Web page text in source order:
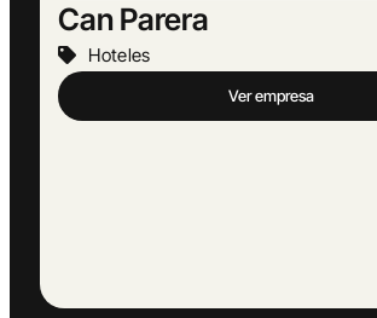
Europeu Parets de Baix
Hoteles
Ver empresa